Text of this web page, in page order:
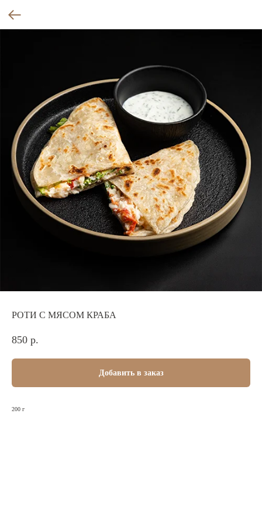
РОТИ С МЯСОМ КРАБА
850 р.
Добавить в заказ
200 г